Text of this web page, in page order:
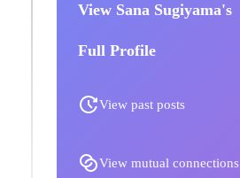
View Sana Sugiyama's
Full Profile
View past posts
View mutual connections